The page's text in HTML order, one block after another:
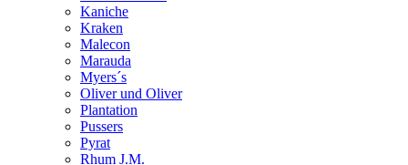
Kaniche
Kraken
Malecon
Marauda
Myers´s
Oliver und Oliver
Plantation
Pussers
Pyrat
Rhum J.M.